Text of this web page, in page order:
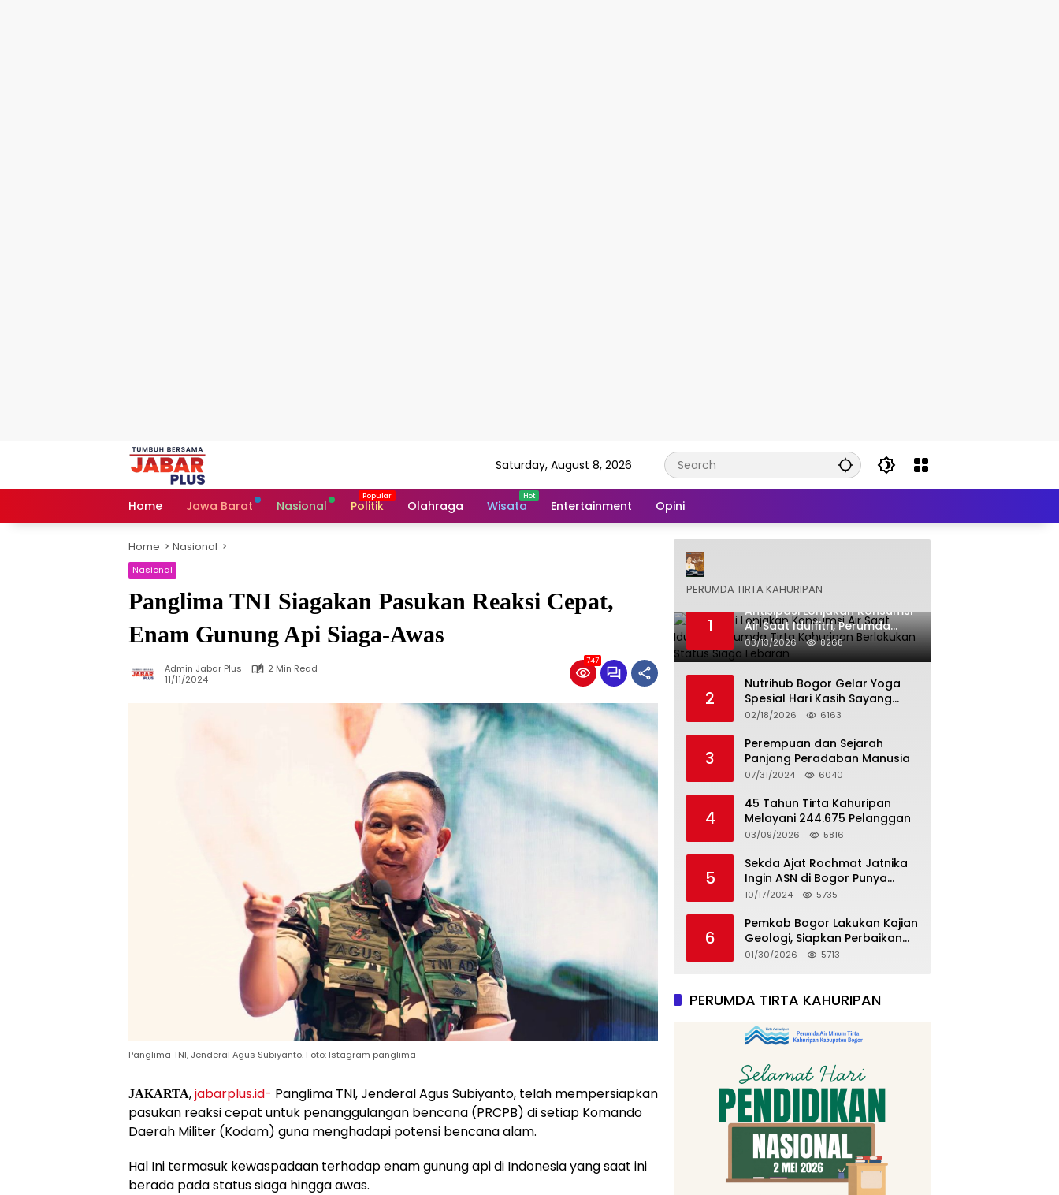
Saturday, August 8, 2026
Home Jawa Barat Nasional Politik Olahraga Wisata Entertainment Opini
Home Nasional
Nasional
Panglima TNI Siagakan Pasukan Reaksi Cepat,
Enam Gunung Api Siaga-Awas
Admin Jabar Plus
2 Min Read
11/11/2024
747
Panglima TNI, Jenderal Agus Subiyanto. Foto: Istagram panglima
JAKARTA,jabarplus.id- Panglima TNI, Jenderal Agus Subiyanto, telah mempersiapkan
pasukan reaksi cepat untuk penanggulangan bencana (PRCPB) di setiap Komando
Daerah Militer (Kodam) guna menghadapi potensi bencana alam.
Hal Ini termasuk kewaspadaan terhadap enam gunung api di Indonesia yang saat ini
berada pada status siaga hingga awas.
PERUMDA TIRTA KAHURIPAN
1
Antisipasi Lonjakan Konsumsi
Air Saat Idulfitri, Perumda
Tirta Kahuripan Berlakukan
Status Siaga Lebaran
03/13/2026 8268
2
Nutrihub Bogor Gelar Yoga
Spesial Hari Kasih Sayang
Sekaligus Luncurkan
Golden Ube
02/18/2026 6163
3
Perempuan dan Sejarah
Panjang Peradaban Manusia
07/31/2024 6040
4
45 Tahun Tirta Kahuripan
Melayani 244.675 Pelanggan
03/09/2026 5816
5
Sekda Ajat Rochmat Jatnika
Ingin ASN di Bogor Punya
Kualitas
10/17/2024 5735
6
Pemkab Bogor Lakukan Kajian
Geologi, Siapkan Perbaikan
Rumah Korban Pergeseran
01/30/2026 5713
PERUMDA TIRTA KAHURIPAN